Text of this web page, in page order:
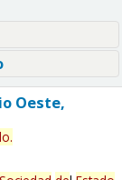
Oeste,
.